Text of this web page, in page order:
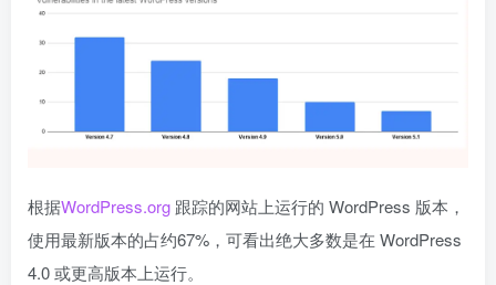
根据WordPress.org 跟踪的网站上运行的 WordPress 版本，
使用最新版本的占约67%，可看出绝大多数是在 WordPress
4.0 或更高版本上运行。